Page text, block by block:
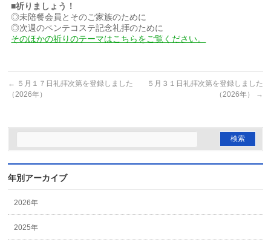
■祈りましょう！
◎未陪餐会員とそのご家族のために
◎次週のペンテコステ記念礼拝のために
そのほかの祈りのテーマはこちらをご覧ください。
← ５月１７日礼拝次第を登録しました
（2026年）
５月３１日礼拝次第を登録しました
（2026年）
→
年別アーカイブ
2026年
2025年